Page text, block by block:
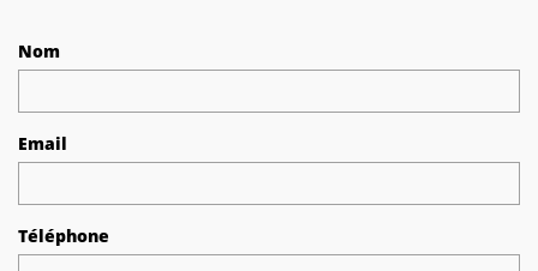
Nom
Email
Téléphone